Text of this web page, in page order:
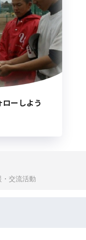
ーしよう
交流活動